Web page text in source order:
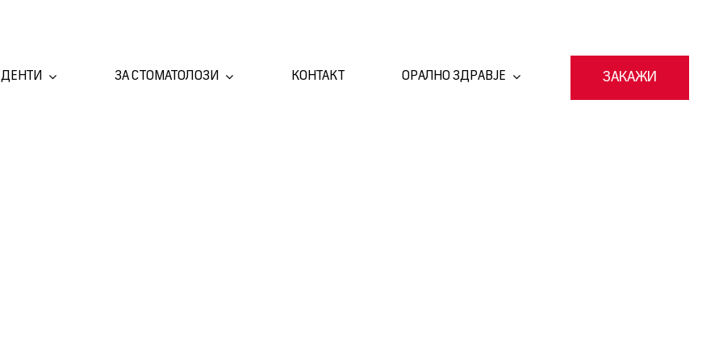
ЗА СТОМАТОЛОЗИ КОНТАКТ ОРАЛНО ЗДРАВЈЕ ЗАКАЖИ